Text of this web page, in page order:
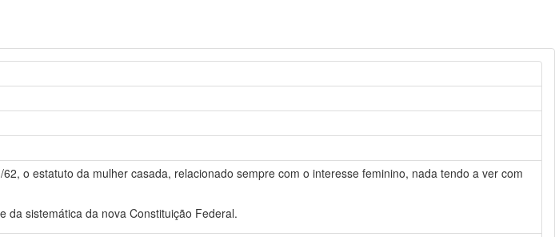
o estatuto da mulher casada, relacionado sempre com o interesse feminino, nada tendo a ver com
da sistemática da nova Constituição Federal.